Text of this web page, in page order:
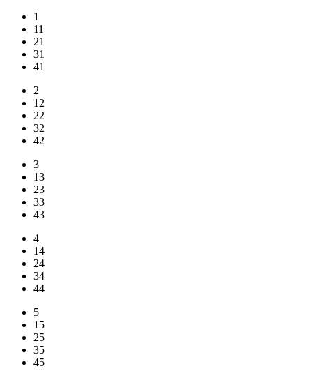
1
11
21
31
41
2
12
22
32
42
3
13
23
33
43
4
14
24
34
44
5
15
25
35
45